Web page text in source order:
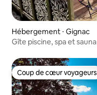
Hébergement ⋅ Gignac
Gîte piscine, spa et sauna
Coup de cœur voyageurs
Coup de cœur voyageurs